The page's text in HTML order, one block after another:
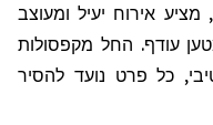
אירוח יעיל ומעוצב
עודף. החל מקפסולות
כל פרט נועד להסיר